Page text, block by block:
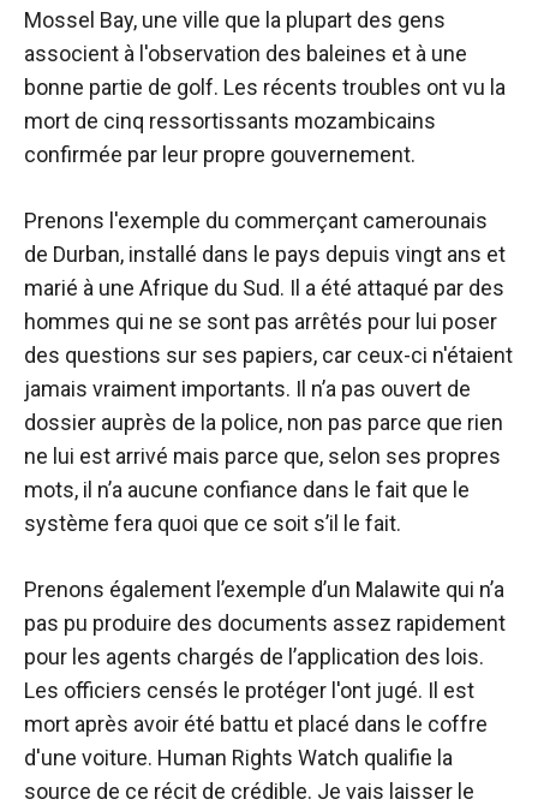
Mossel Bay, une ville que la plupart des gens
associent à l'observation des baleines et à une
bonne partie de golf. Les récents troubles ont vu la
mort de cinq ressortissants mozambicains
confirmée par leur propre gouvernement.
Prenons l'exemple du commerçant camerounais
de Durban, installé dans le pays depuis vingt ans et
marié à une Afrique du Sud. Il a été attaqué par des
hommes qui ne se sont pas arrêtés pour lui poser
des questions sur ses papiers, car ceux-ci n'étaient
jamais vraiment importants. Il n’a pas ouvert de
dossier auprès de la police, non pas parce que rien
ne lui est arrivé mais parce que, selon ses propres
mots, il n’a aucune confiance dans le fait que le
système fera quoi que ce soit s’il le fait.
Prenons également l’exemple d’un Malawite qui n’a
pas pu produire des documents assez rapidement
pour les agents chargés de l’application des lois.
Les officiers censés le protéger l'ont jugé. Il est
mort après avoir été battu et placé dans le coffre
d'une voiture. Human Rights Watch qualifie la
source de ce récit de crédible. Je vais laisser le